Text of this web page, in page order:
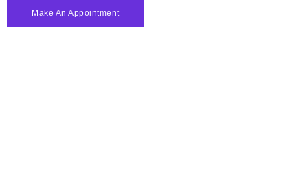
Make An Appointment